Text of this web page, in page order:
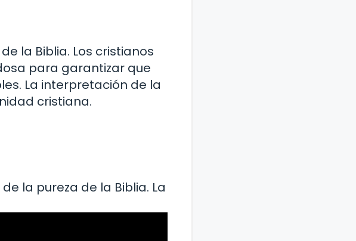
la Biblia. Los cristianos
para garantizar que
La interpretación de la
cristiana.
la pureza de la Biblia. La